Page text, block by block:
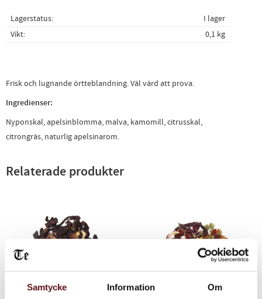
Samtycke Information Om
Lagerstatus
I lager
Vikt
0,1 kg
Frisk och lugnande örtteblandning. Väl värd att prova.
Ingredienser:
Nyponskal, apelsinblomma, malva, kamomill, citrusskal,
citrongräs, naturlig apelsinarom.
Relaterade produkter